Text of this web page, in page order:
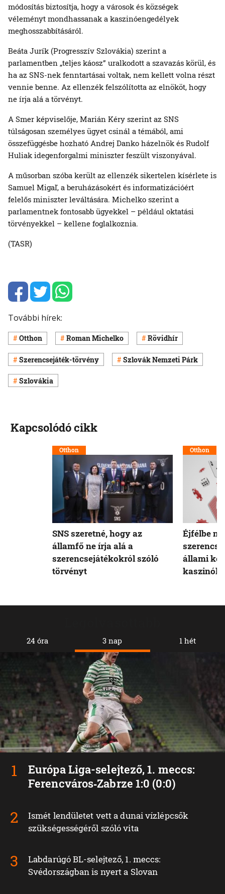
módosítás biztosítja, hogy a városok és községek
véleményt mondhassanak a kaszinóengedélyek
meghosszabbításáról.
Beáta Jurík (Progresszív Szlovákia) szerint a
parlamentben „teljes káosz” uralkodott a szavazás körül, és
ha az SNS-nek fenntartásai voltak, nem kellett volna részt
vennie benne. Az ellenzék felszólította az elnököt, hogy
ne írja alá a törvényt.
A Smer képviselője, Marián Kéry szerint az SNS
túlságosan személyes ügyet csinál a témából, ami
összefüggésbe hozható Andrej Danko házelnök és Rudolf
Huliak idegenforgalmi miniszter feszült viszonyával.
A műsorban szóba került az ellenzék sikertelen kísérlete is
Samuel Migaľ, a beruházásokért és informatizációért
felelős miniszter leváltására. Michelko szerint a
parlamentnek fontosabb ügyekkel – például oktatási
törvényekkel – kellene foglalkoznia.
(TASR)
További hírek:
Otthon Roman Michelko Rövidhír
Szerencsejáték-törvény Szlovák Nemzeti Párk
Szlovákia
24 óra 3 nap
Európa Liga-selejtező, 1. meccs:
Ferencváros‑Zabrze 1:0 (0:0)
Ismét lendületet vett a dunai vízlépcsők
szükségességéről szóló vita
Labdarúgó BL-selejtező, 1. meccs:
Svédországban is nyert a Slovan
1 hét
Kapcsolódó cikk
Otthon
SNS szeretné, hogy az
államfő ne írja alá a
szerencsejátékokról szóló
törvényt
Otthon
Éjfélbe
állami
kaszinók